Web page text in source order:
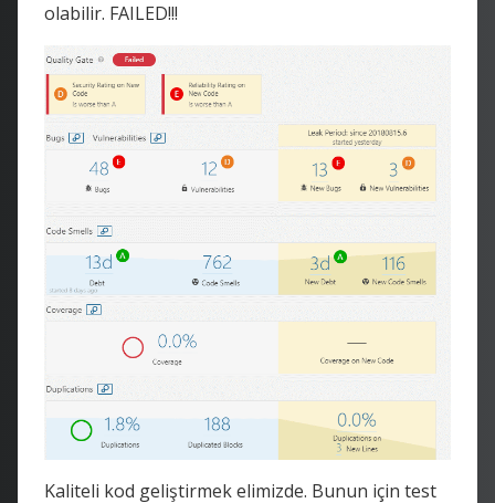
olabilir. FAILED!!!
Kaliteli kod geliştirmek elimizde. Bunun için test